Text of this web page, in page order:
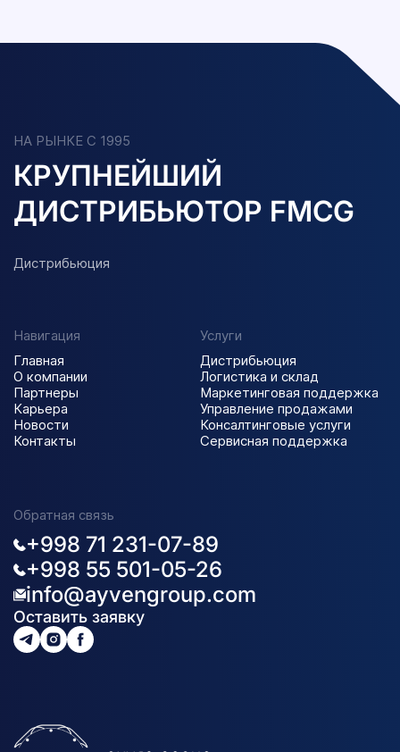
НА РЫНКЕ С 1995
КРУПНЕЙШИЙ
ДИСТРИБЬЮТОР FMCG
Дистрибьюция
Навигация
Главная
О компании
Партнеры
Карьера
Новости
Контакты
Услуги
Дистрибьюция
Логистика и склад
Маркетинговая поддержка
Управление продажами
Консалтинговые услуги
Сервисная поддержка
Обратная связь
+998 71 231-07-89
+998 55 501-05-26
info@ayvengroup.com
Оставить заявку